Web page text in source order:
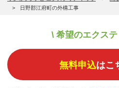
日野郡江府町の外構工事
\ 希望のエクス
無料申込はこ